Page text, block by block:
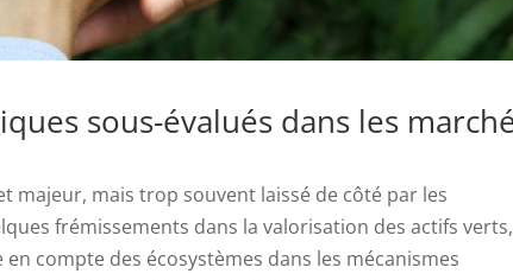
sous-évalués dans les
majeur, mais trop souvent laissé de côté par les
frémissements dans la valorisation des actifs verts,
compte des écosystèmes dans les mécanismes